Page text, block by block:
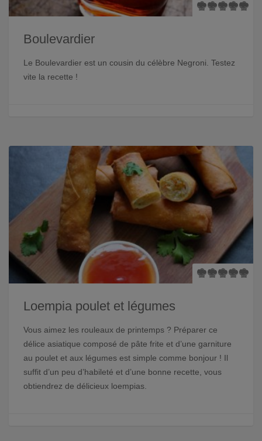
Boulevardier
Le Boulevardier est un cousin du célèbre Negroni. Testez
vite la recette !
Loempia poulet et légumes
Vous aimez les rouleaux de printemps ? Préparer ce
délice asiatique composé de pâte frite et d’une garniture
au poulet et aux légumes est simple comme bonjour ! Il
suffit d’un peu d’habileté et d’une bonne recette, vous
obtiendrez de délicieux loempias.